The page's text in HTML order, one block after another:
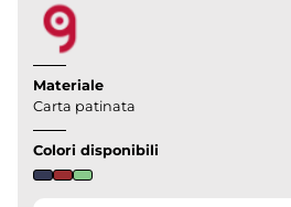
Materiale
Carta patinata
Colori disponibili